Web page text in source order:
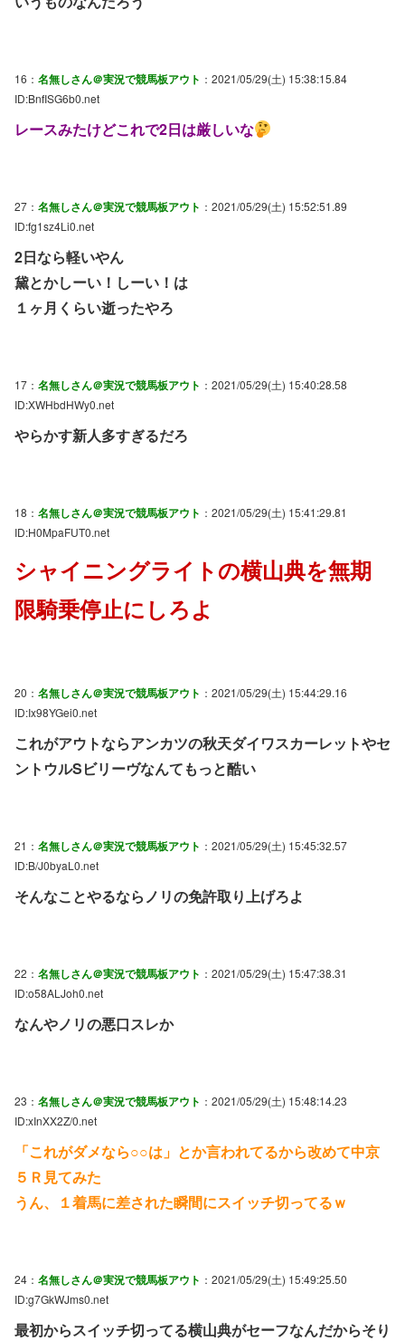
16： 名無しさん＠実況で競馬板アウト ：2021/05/29(土) 15:38:15.84
ID:BnfISG6b0.net
レースみたけどこれで2日は厳しいな
27： 名無しさん＠実況で競馬板アウト ：2021/05/29(土) 15:52:51.89
ID:fg1sz4Li0.net
2日なら軽いやん
黛とかしーい！しーい！は
１ヶ月くらい逝ったやろ
17： 名無しさん＠実況で競馬板アウト ：2021/05/29(土) 15:40:28.58
ID:XWHbdHWy0.net
やらかす新人多すぎるだろ
18： 名無しさん＠実況で競馬板アウト ：2021/05/29(土) 15:41:29.81
ID:H0MpaFUT0.net
シャイニングライトの横山典を無期
限騎乗停止にしろよ
20： 名無しさん＠実況で競馬板アウト ：2021/05/29(土) 15:44:29.16
ID:Ix98YGei0.net
これがアウトならアンカツの秋天ダイワスカーレットやセ
ントウルSビリーヴなんてもっと酷い
21： 名無しさん＠実況で競馬板アウト ：2021/05/29(土) 15:45:32.57
ID:B/J0byaL0.net
そんなことやるならノリの免許取り上げろよ
22： 名無しさん＠実況で競馬板アウト ：2021/05/29(土) 15:47:38.31
ID:o58ALJoh0.net
なんやノリの悪口スレか
23： 名無しさん＠実況で競馬板アウト ：2021/05/29(土) 15:48:14.23
ID:xInXX2Z/0.net
「これがダメなら○○は」とか言われてるから改めて中京
５Ｒ見てみた
うん、１着馬に差された瞬間にスイッチ切ってるｗ
24： 名無しさん＠実況で競馬板アウト ：2021/05/29(土) 15:49:25.50
ID:g7GkWJms0.net
最初からスイッチ切ってる横山典がセーフなんだからそり